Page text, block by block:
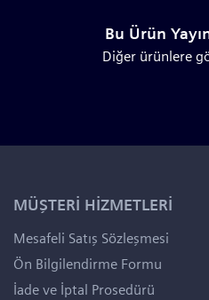
Bu Ürün
Diğer ürünlere
MÜŞTERİ HİZMETLERİ
Mesafeli Satış Sözleşmesi
Ön Bilgilendirme Formu
İade ve İptal Prosedürü